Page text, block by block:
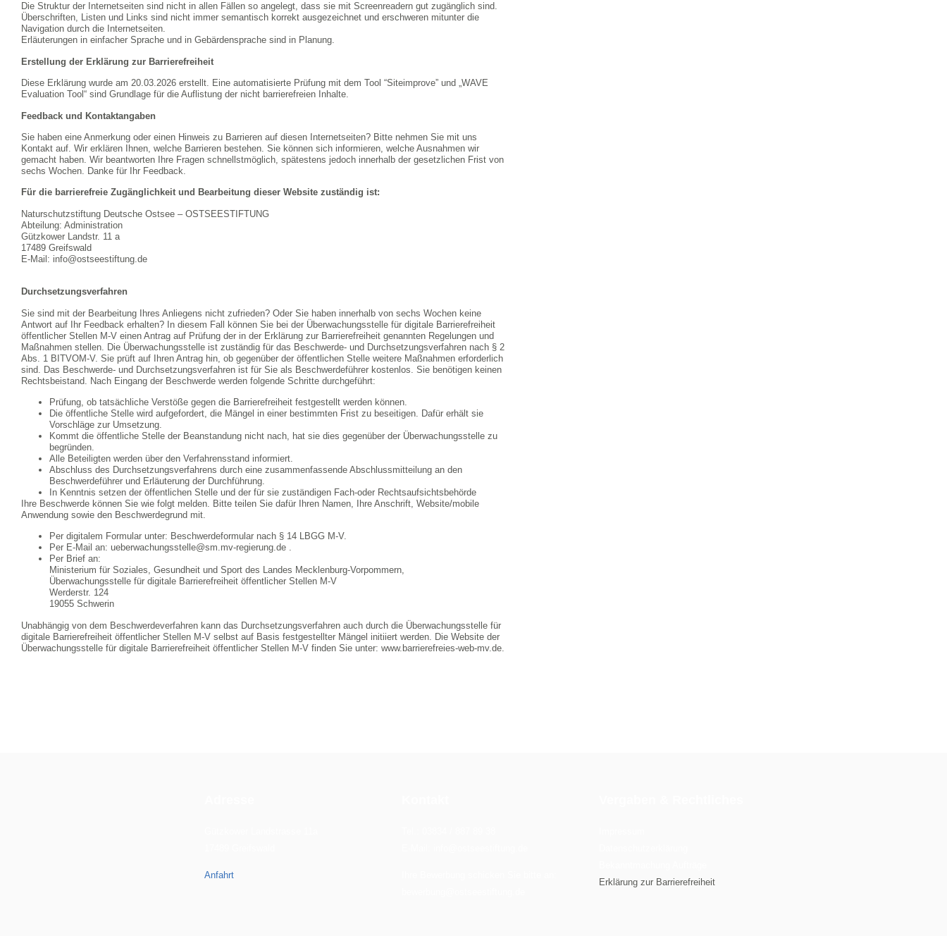
Die Struktur der Internetseiten sind nicht in allen Fällen so angelegt, dass sie mit Screenreadern gut zugänglich sind.
Überschriften, Listen und Links sind nicht immer semantisch korrekt ausgezeichnet und erschweren mitunter die
Navigation durch die Internetseiten.
Erläuterungen in einfacher Sprache und in Gebärdensprache sind in Planung.
Erstellung der Erklärung zur Barrierefreiheit
Diese Erklärung wurde am 20.03.2026 erstellt. Eine automatisierte Prüfung mit dem Tool “Siteimprove” und „WAVE
Evaluation Tool“ sind Grundlage für die Auflistung der nicht barrierefreien Inhalte.
Feedback und Kontaktangaben
Sie haben eine Anmerkung oder einen Hinweis zu Barrieren auf diesen Internetseiten? Bitte nehmen Sie mit uns
Kontakt auf. Wir erklären Ihnen, welche Barrieren bestehen. Sie können sich informieren, welche Ausnahmen wir
gemacht haben. Wir beantworten Ihre Fragen schnellstmöglich, spätestens jedoch innerhalb der gesetzlichen Frist von
sechs Wochen. Danke für Ihr Feedback.
Für die barrierefreie Zugänglichkeit und Bearbeitung dieser Website zuständig ist:
Naturschutzstiftung Deutsche Ostsee – OSTSEESTIFTUNG
Abteilung: Administration
Gützkower Landstr. 11 a
17489 Greifswald
E-Mail: info@ostseestiftung.de
Durchsetzungsverfahren
Sie sind mit der Bearbeitung Ihres Anliegens nicht zufrieden? Oder Sie haben innerhalb von sechs Wochen keine
Antwort auf Ihr Feedback erhalten? In diesem Fall können Sie bei der Überwachungsstelle für digitale Barrierefreiheit
öffentlicher Stellen M-V einen Antrag auf Prüfung der in der Erklärung zur Barrierefreiheit genannten Regelungen und
Maßnahmen stellen. Die Überwachungsstelle ist zuständig für das Beschwerde- und Durchsetzungsverfahren nach § 2
Abs. 1 BITVOM-V. Sie prüft auf Ihren Antrag hin, ob gegenüber der öffentlichen Stelle weitere Maßnahmen erforderlich
sind. Das Beschwerde- und Durchsetzungsverfahren ist für Sie als Beschwerdeführer kostenlos. Sie benötigen keinen
Rechtsbeistand. Nach Eingang der Beschwerde werden folgende Schritte durchgeführt:
Prüfung, ob tatsächliche Verstöße gegen die Barrierefreiheit festgestellt werden können.
Die öffentliche Stelle wird aufgefordert, die Mängel in einer bestimmten Frist zu beseitigen. Dafür erhält sie
Vorschläge zur Umsetzung.
Kommt die öffentliche Stelle der Beanstandung nicht nach, hat sie dies gegenüber der Überwachungsstelle zu
begründen.
Alle Beteiligten werden über den Verfahrensstand informiert.
Abschluss des Durchsetzungsverfahrens durch eine zusammenfassende Abschlussmitteilung an den
Beschwerdeführer und Erläuterung der Durchführung.
In Kenntnis setzen der öffentlichen Stelle und der für sie zuständigen Fach-oder Rechtsaufsichtsbehörde
Ihre Beschwerde können Sie wie folgt melden. Bitte teilen Sie dafür Ihren Namen, Ihre Anschrift, Website/mobile
Anwendung sowie den Beschwerdegrund mit.
Per digitalem Formular unter: Beschwerdeformular nach § 14 LBGG M-V.
Per E-Mail an: ueberwachungsstelle@sm.mv-regierung.de .
Per Brief an:
Ministerium für Soziales, Gesundheit und Sport des Landes Mecklenburg-Vorpommern,
Überwachungsstelle für digitale Barrierefreiheit öffentlicher Stellen M-V
Werderstr. 124
19055 Schwerin
Unabhängig von dem Beschwerdeverfahren kann das Durchsetzungsverfahren auch durch die Überwachungsstelle für
digitale Barrierefreiheit öffentlicher Stellen M-V selbst auf Basis festgestellter Mängel initiiert werden. Die Website der
Überwachungsstelle für digitale Barrierefreiheit öffentlicher Stellen M-V finden Sie unter: www.barrierefreies-web-mv.de.
Anfahrt
Erklärung zur Barrierefreiheit